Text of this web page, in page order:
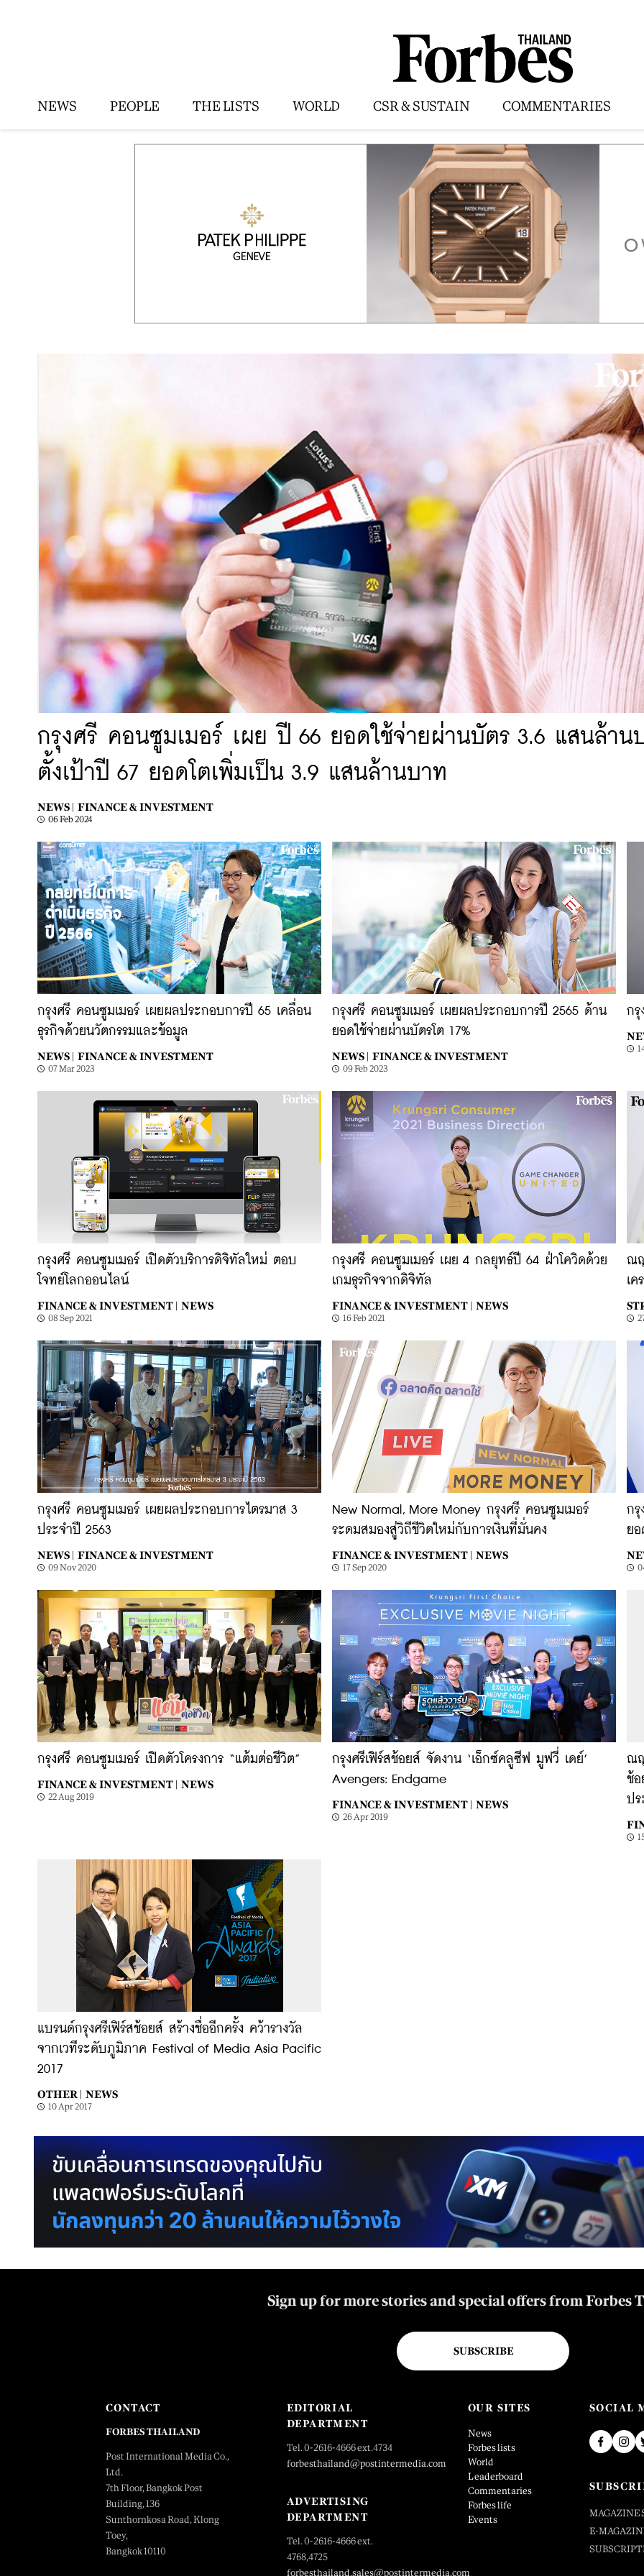
NEWS PEOPLE THE LISTS WORLD CSR & SUSTAIN COMMENTARIES
กรุงศรี คอนซูมเมอร์ เผย ปี 66 ยอดใช้จ่ายผ่านบัตร 3.6 แสนล้าน
ตั้งเป้าปี 67 ยอดโตเพิ่มเป็น 3.9 แสนล้านบาท
NEWS | FINANCE & INVESTMENT
06 Feb 2024
กรุงศรี คอนซูมเมอร์ เผยผลประกอบการปี 65 เคลื่อน
ธุรกิจด้วยนวัตกรรมและข้อมูล
NEWS | FINANCE & INVESTMENT
07 Mar 2023
กรุงศรี คอนซูมเมอร์ เผยผลประกอบการปี 2565 ด้าน
ยอดใช้จ่ายผ่านบัตรโต 17%
NEWS | FINANCE & INVESTMENT
09 Feb 2023
กรุ
กรุงศรี คอนซูมเมอร์ เปิดตัวบริการดิจิทัลใหม่ ตอบ
โจทย์โลกออนไลน์
FINANCE & INVESTMENT | NEWS
08 Sep 2021
กรุงศรี คอนซูมเมอร์ เผย 4 กลยุทธ์ปี 64 ฝ่าโควิดด้วย
เกมธุรกิจจากดิจิทัล
FINANCE & INVESTMENT | NEWS
16 Feb 2021
ณ
เค
กรุงศรี คอนซูมเมอร์ เผยผลประกอบการไตรมาส 3
ประจำปี 2563
NEWS | FINANCE & INVESTMENT
09 Nov 2020
New Normal, More Money กรุงศรี คอนซูมเมอร์
ระดมสมองสู่วิถีชีวิตใหม่กับการเงินที่มั่นคง
FINANCE & INVESTMENT | NEWS
17 Sep 2020
กรุ
ย
กรุงศรี คอนซูมเมอร์ เปิดตัวโครงการ “แต้มต่อชีวิต”
FINANCE & INVESTMENT | NEWS
22 Aug 2019
กรุงศรีเฟิร์สช้อยส์ จัดงาน ‘เอ็กซ์คลูซีฟ มูฟวี่ เดย์’
Avengers: Endgame
FINANCE & INVESTMENT | NEWS
26 Apr 2019
ณญ
ช้อ
ป
แบรนด์กรุงศรีเฟิร์สช้อยส์ สร้างชื่ออีกครั้ง คว้ารางวัล
จากเวทีระดับภูมิภาค Festival of Media Asia Pacific
2017
OTHER | NEWS
10 Apr 2017
Sign up for more stories and special offers from Forbes
SUBSCRIBE
CONTACT
FORBES THAILAND
Post International Media Co.,
Ltd.
7th Floor, Bangkok Post
Building, 136
Sunthornkosa Road, Klong
Toey,
Bangkok 10110
EDITORIAL
DEPARTMENT
Tel. 0-2616-4666 ext.4734
forbesthailand@postintermedia.com
ADVERTISING
DEPARTMENT
Tel. 0-2616-4666 ext.
4768,4725
forbesthailand.sales@postintermedia.com
OUR SITES
News
Forbes lists
World
Leaderboard
Commentaries
Forbes life
Events
SOCIAL
MAGAZINE
E-